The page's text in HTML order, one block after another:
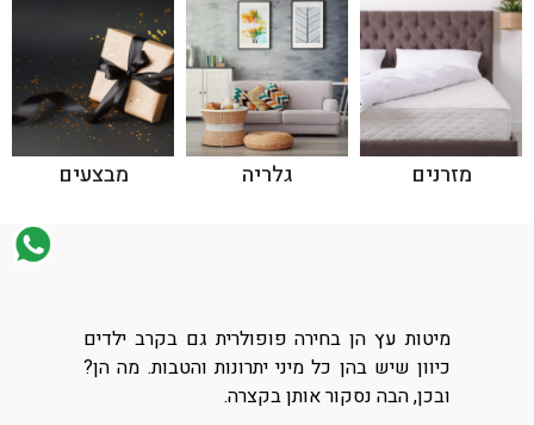
מזרנים גלריה מבצעים
מיטות עץ הן בחירה פופולרית גם בקרב ילדים
כיוון שיש בהן כל מיני יתרונות והטבות. מה הן?
ובכן, הבה נסקור אותן בקצרה.